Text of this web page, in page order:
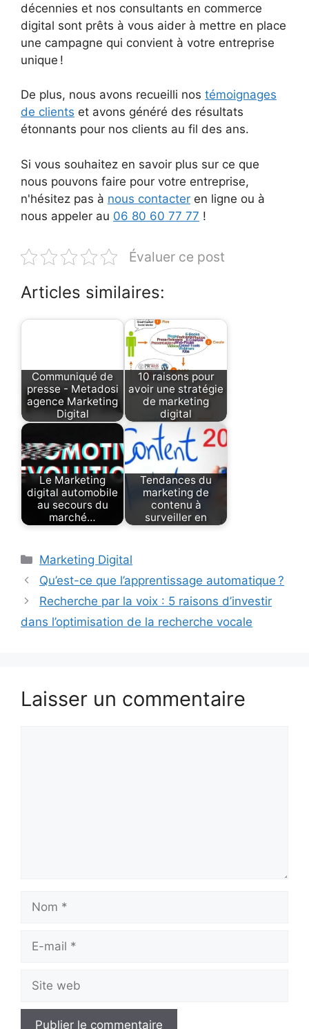
décennies et nos consultants en commerce
digital sont prêts à vous aider à mettre en place
une campagne qui convient à votre entreprise
unique !
De plus, nous avons recueilli nos témoignages
de clients et avons généré des résultats
étonnants pour nos clients au fil des ans.
Si vous souhaitez en savoir plus sur ce que
nous pouvons faire pour votre entreprise,
n'hésitez pas à nous contacter en ligne ou à
nous appeler au 06 80 60 77 77 !
Évaluer ce post
Articles similaires:
Communiqué de
presse - Metadosi
agence Marketing
Digital
10 raisons pour
avoir une stratégie
de marketing
digital
Le Marketing
digital automobile
au secours du
marché…
Tendances du
marketing de
contenu à
surveiller en
Catégories
Marketing Digital
Qu’est-ce que l’apprentissage automatique ?
Recherche par la voix : 5 raisons d’investir
dans l’optimisation de la recherche vocale
Laisser un commentaire
mail
web